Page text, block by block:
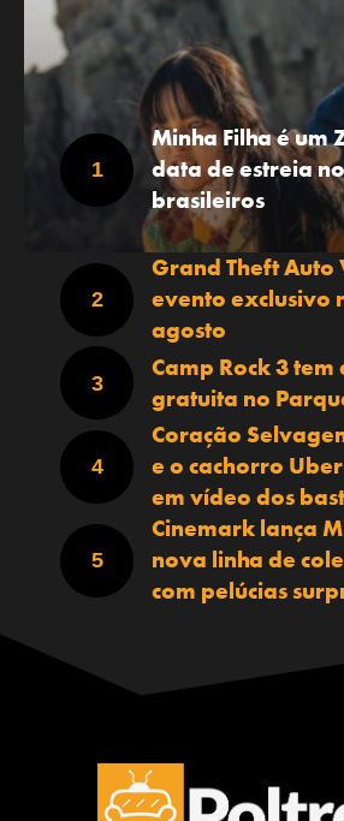
Minha Filha é um
data de estreia
brasileiros
Grand Theft Auto
evento exclusivo
agosto
Camp Rock 3
gratuita no
Coração
e o cachorro
em vídeo dos
Cinemark lança
nova linha de
com pelúcias